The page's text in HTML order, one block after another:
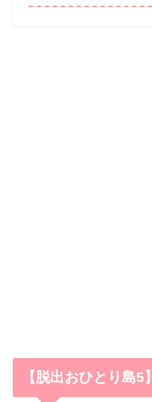
【脱出おひとり島